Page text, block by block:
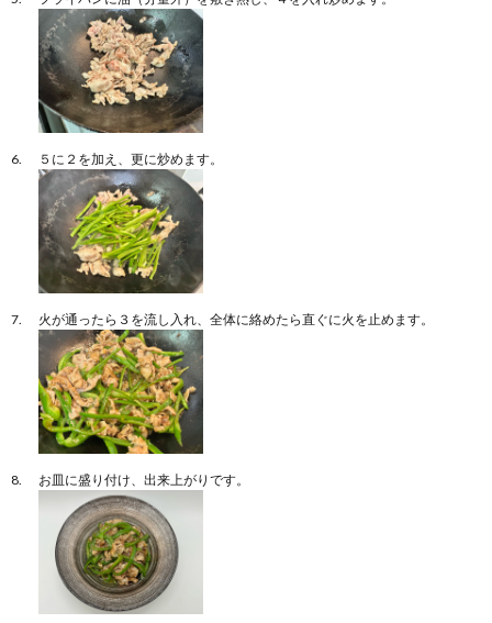
５に２を加え、更に炒めます。
火が通ったら３を流し入れ、全体に絡めたら直ぐに火を止めます。
お皿に盛り付け、出来上がりです。